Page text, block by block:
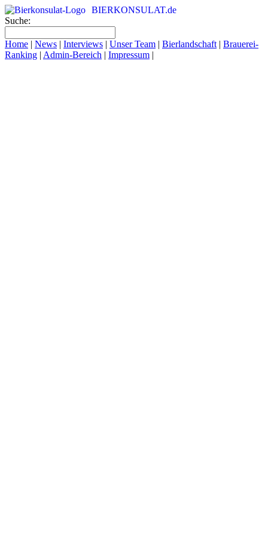
BIERKONSULAT.de
Suche:
Home | News | Interviews | Unser Team | Bierlandschaft | Brauerei-
Ranking | Admin-Bereich | Impressum |